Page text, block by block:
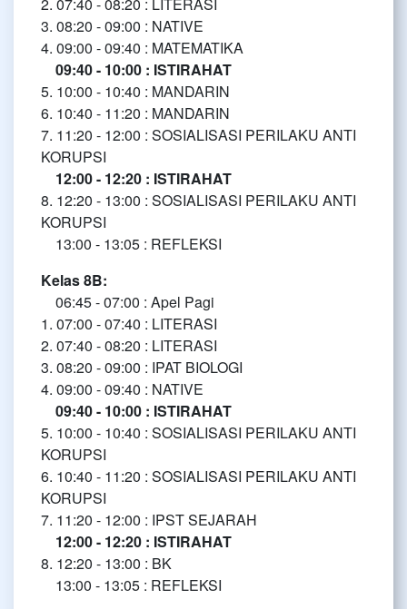
3. 08:20 - 09:00 : NATIVE
4. 09:00 - 09:40 : MATEMATIKA
09:40 - 10:00 : ISTIRAHAT
5. 10:00 - 10:40 : MANDARIN
6. 10:40 - 11:20 : MANDARIN
7. 11:20 - 12:00 : SOSIALISASI PERILAKU ANTI
KORUPSI
12:00 - 12:20 : ISTIRAHAT
8. 12:20 - 13:00 : SOSIALISASI PERILAKU ANTI
KORUPSI
13:00 - 13:05 : REFLEKSI
Kelas 8B:
06:45 - 07:00 : Apel Pagi
1. 07:00 - 07:40 : LITERASI
2. 07:40 - 08:20 : LITERASI
3. 08:20 - 09:00 : IPAT BIOLOGI
4. 09:00 - 09:40 : NATIVE
09:40 - 10:00 : ISTIRAHAT
5. 10:00 - 10:40 : SOSIALISASI PERILAKU ANTI
KORUPSI
6. 10:40 - 11:20 : SOSIALISASI PERILAKU ANTI
KORUPSI
7. 11:20 - 12:00 : IPST SEJARAH
12:00 - 12:20 : ISTIRAHAT
8. 12:20 - 13:00 : BK
13:00 - 13:05 : REFLEKSI